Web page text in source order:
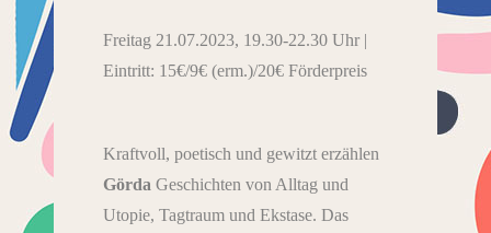
Freitag 21.07.2023, 19.30-22.30 Uhr |
Eintritt: 15€/9€ (erm.)/20€ Förderpreis
Kraftvoll, poetisch und gewitzt erzählen
Görda Geschichten von Alltag und
Utopie, Tagtraum und Ekstase. Das